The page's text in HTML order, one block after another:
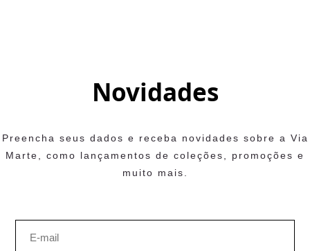
Novidades
Preencha seus dados e receba novidades sobre a Via
Marte, como lançamentos de coleções, promoções e
muito mais.